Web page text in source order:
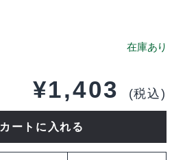
¥1,403 (税込)
カートに入れる